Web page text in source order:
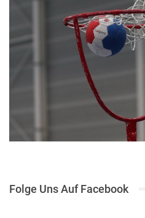
Folge Uns Auf Facebook